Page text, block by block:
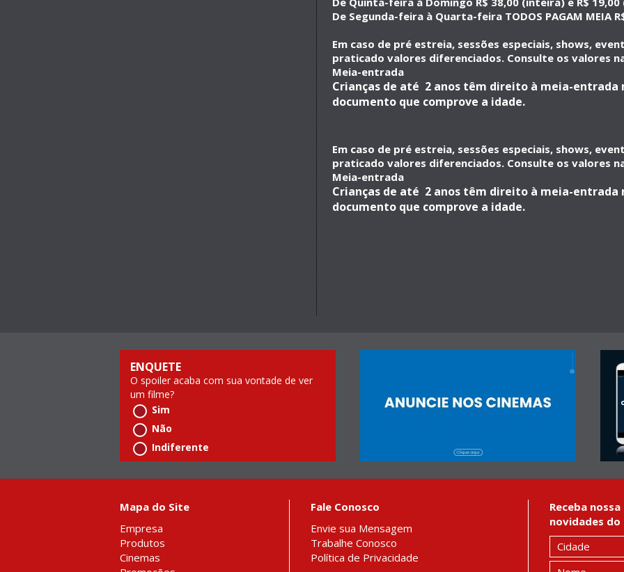
De Segunda-feira à Quarta-feira TODOS PAGAM MEIA
Em caso de pré estreia, sessões especiais, shows,
praticado valores diferenciados. Consulte os valores
Meia-entrada
Crianças de até 2 anos têm direito à meia-entrada
documento que comprove a idade.
Em caso de pré estreia, sessões especiais, shows,
praticado valores diferenciados. Consulte os valores
Meia-entrada
Crianças de até 2 anos têm direito à meia-entrada
documento que comprove a idade.
ENQUETE
O spoiler acaba com sua vontade de ver
um filme?
Sim
Não
Indiferente
Mapa do Site
Empresa
Produtos
Cinemas
Fale Conosco
Envie sua Mensagem
Trabalhe Conosco
Política de Privacidade
Receba
novidades do